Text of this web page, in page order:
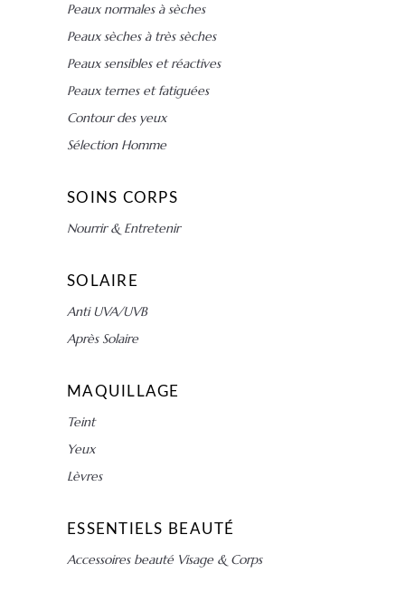
Peaux normales à sèches
Peaux sèches à très sèches
Peaux sensibles et réactives
Peaux ternes et fatiguées
Contour des yeux
Sélection Homme
SOINS CORPS
Nourrir & Entretenir
SOLAIRE
Anti UVA/UVB
Après Solaire
MAQUILLAGE
Teint
Yeux
Lèvres
ESSENTIELS BEAUTÉ
Accessoires beauté Visage & Corps